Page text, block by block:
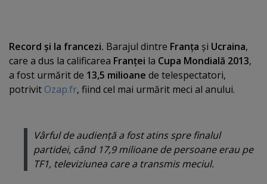
Record şi la francezi. Barajul dintre Franţa şi Ucraina,
care a dus la calificarea Franţei la Cupa Mondială 2013,
a fost urmărit de 13,5 milioane de telespectatori,
potrivit Ozap.fr, fiind cel mai urmărit meci al anului.
Vârful de audienţă a fost atins spre finalul
partidei, când 17,9 milioane de persoane erau pe
TF1, televiziunea care a transmis meciul.